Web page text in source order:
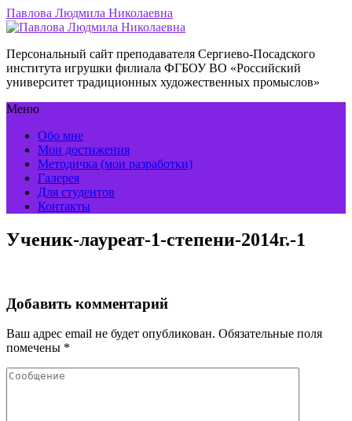
Павлова Людмила Николаевна
Персональный сайт преподавателя Сергиево-Посадского
института игрушки филиала ФГБОУ ВО «Российский
университет традиционных художественных промыслов»
Меню
Обо мне
Мои достижения
Методичка (мои разработки)
Галерея
Для студентов
Контакты
Ученик-лауреат-1-степени-2014г.-1
Добавить комментарий
Ваш адрес email не будет опубликован. Обязательные поля
помечены *